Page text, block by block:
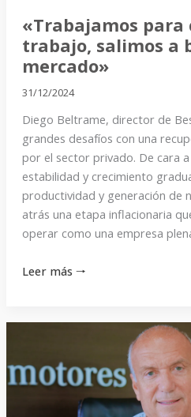
«Trabajamos para
trabajo, salimos a
mercado»
31/12/2024
Diego Beltrame, director de
grandes desafíos con una
por el sector privado. De cara
estabilidad y crecimiento
productividad y generación de
atrás una etapa inflacionaria
operar como una empresa
Leer más 🠒
y